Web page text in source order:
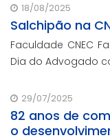
18/08/2025
Salchipão na
Faculdade CNEC
Dia do Advogado
29/07/2025
82 anos de
o